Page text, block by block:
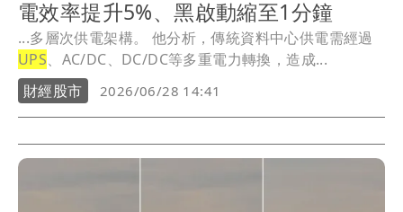
電效率提升5%、黑啟動縮至1分鐘
...多層次供電架構。 他分析，傳統資料中心供電需經過
UPS、AC/DC、DC/DC等多重電力轉換，造成...
財經股市
2026/06/28 14:41